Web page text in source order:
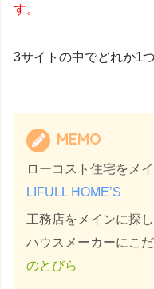
す。
3サイトの中でどれか1
MEMO
ローコスト住宅をメ
LIFULL HOME’S
工務店をメインに探
ハウスメーカーにこ
のとびら